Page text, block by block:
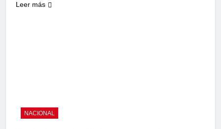
Leer más
NACIONAL